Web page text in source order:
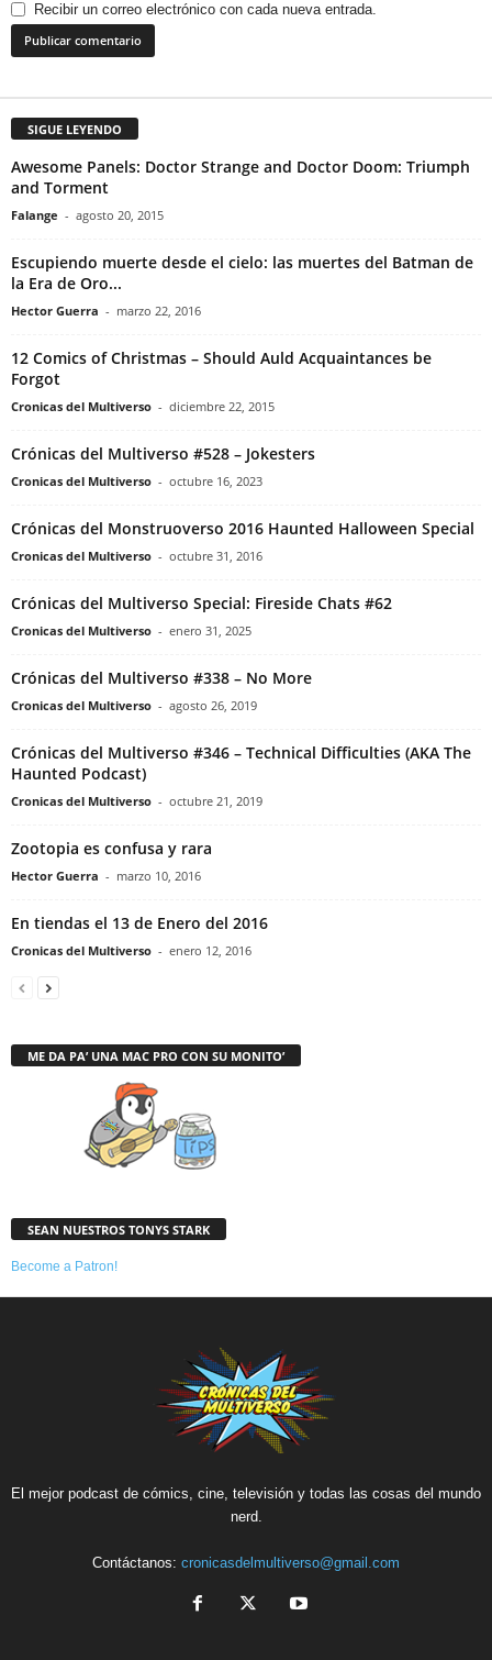
Recibir un correo electrónico con cada nueva entrada.
SIGUE LEYENDO
Awesome Panels: Doctor Strange and Doctor Doom: Triumph
and Torment
Falange - agosto 20, 2015
Escupiendo muerte desde el cielo: las muertes del Batman de
la Era de Oro...
Hector Guerra - marzo 22, 2016
12 Comics of Christmas – Should Auld Acquaintances be
Forgot
Cronicas del Multiverso - diciembre 22, 2015
Crónicas del Multiverso #528 – Jokesters
Cronicas del Multiverso - octubre 16, 2023
Crónicas del Monstruoverso 2016 Haunted Halloween Special
Cronicas del Multiverso - octubre 31, 2016
Crónicas del Multiverso Special: Fireside Chats #62
Cronicas del Multiverso - enero 31, 2025
Crónicas del Multiverso #338 – No More
Cronicas del Multiverso - agosto 26, 2019
Crónicas del Multiverso #346 – Technical Difficulties (AKA The
Haunted Podcast)
Cronicas del Multiverso - octubre 21, 2019
Zootopia es confusa y rara
Hector Guerra - marzo 10, 2016
En tiendas el 13 de Enero del 2016
Cronicas del Multiverso - enero 12, 2016
ME DA PA’ UNA MAC PRO CON SU MONITO’
SEAN NUESTROS TONYS STARK
Become a Patron!
El mejor podcast de cómics, cine, televisión y todas las cosas del mundo
nerd.
Contáctanos: cronicasdelmultiverso@gmail.com